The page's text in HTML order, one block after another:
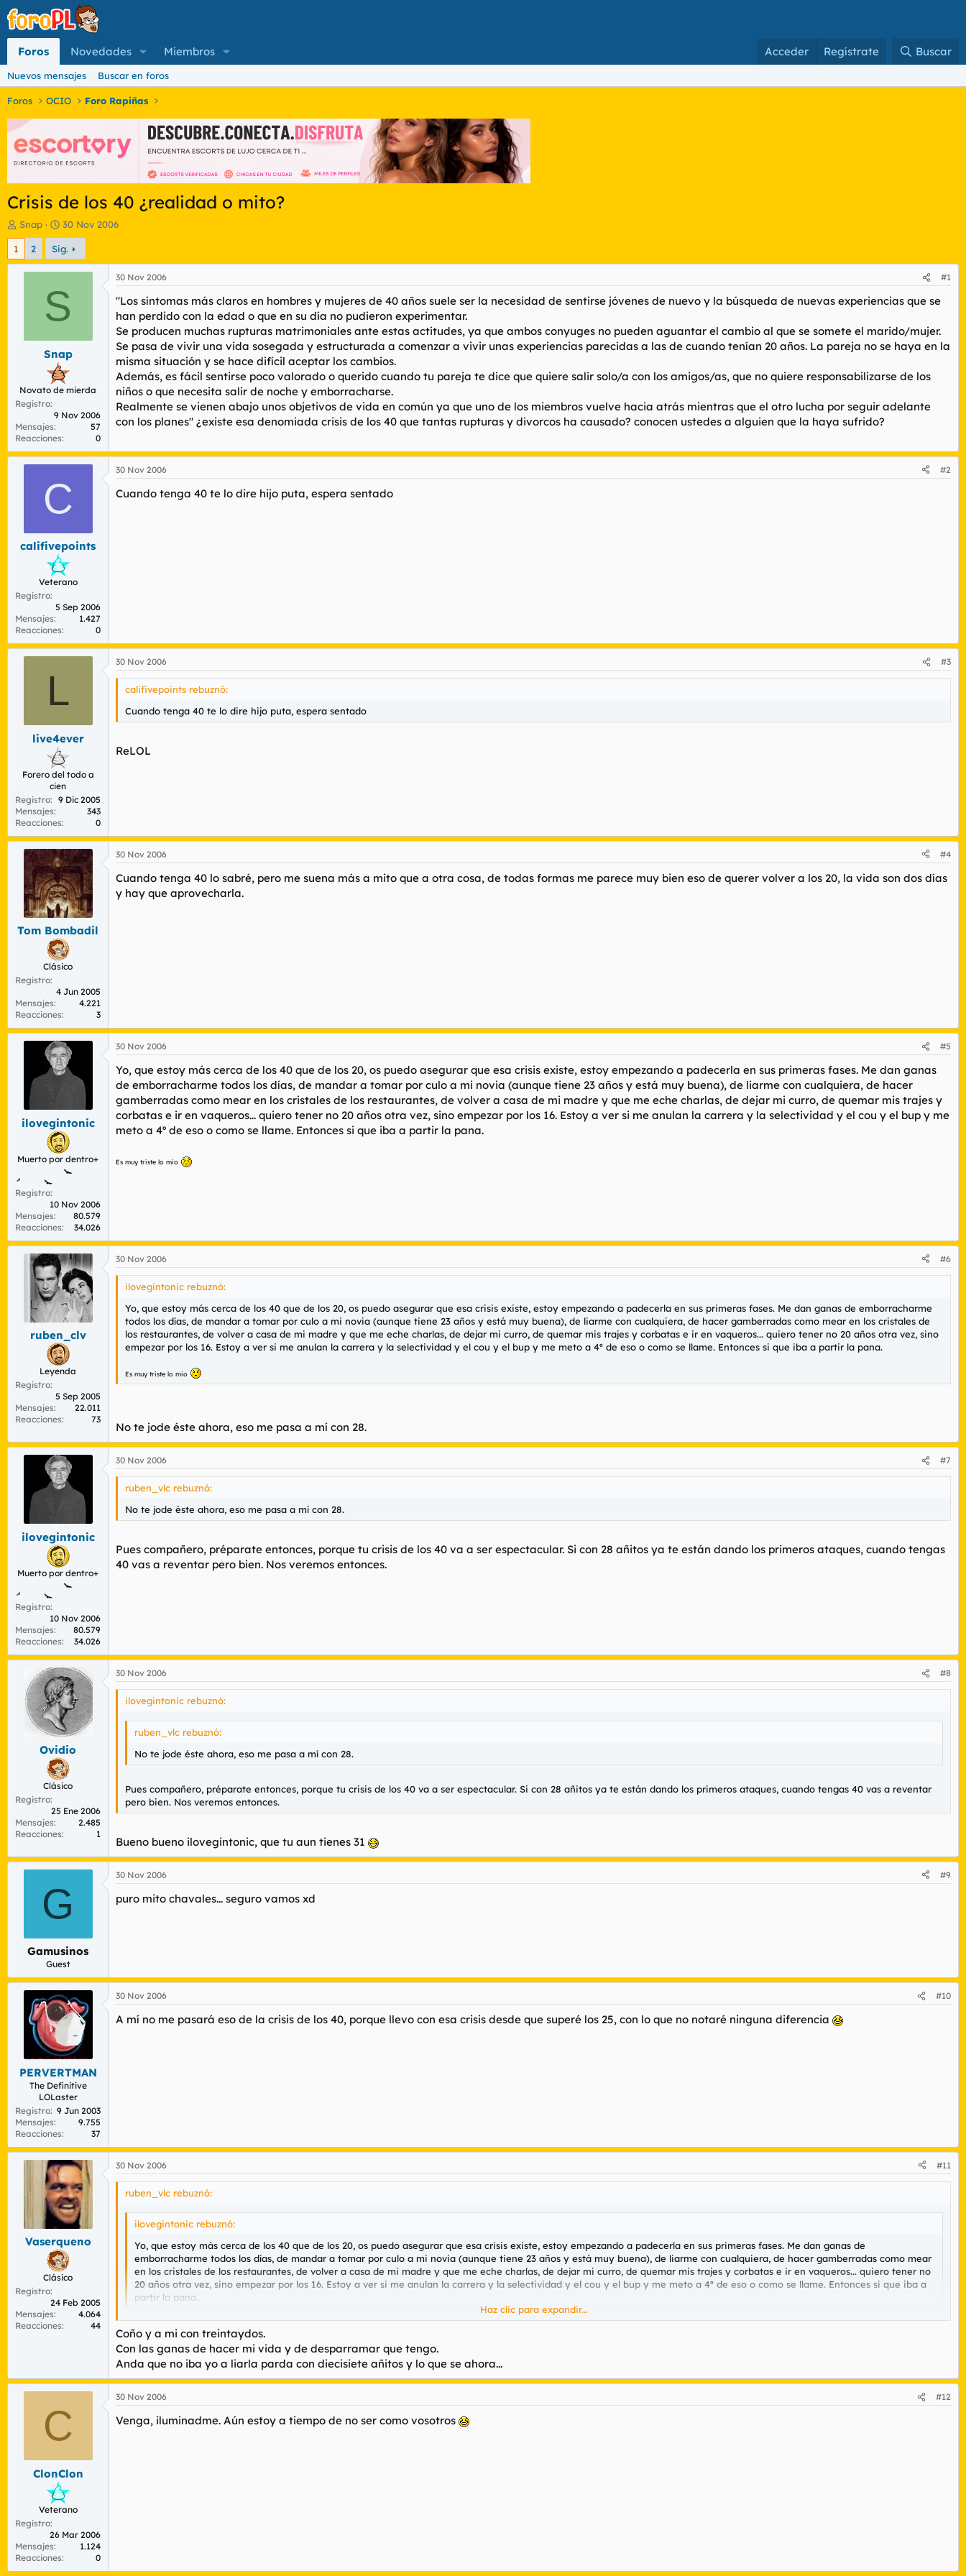
Foros Novedades Miembros Acceder Regístrate Buscar
Nuevos mensajes Buscar en foros
Foros OCIO Foro Rapiñas
Crisis de los 40 ¿realidad o mito?
I
n
c
d
e
m
Snap
F
e
c
h
a
e
i
i
c
o
30 Nov 2006
1 2 Sig.
S
Snap
Novato de mierda
Registro
9 Nov 2006
Mensajes
57
Reacciones
0
30 Nov 2006 #1
"Los síntomas más claros en hombres y mujeres de 40 años suele ser la necesidad de sentirse jóvenes de nuevo y la búsqueda de nuevas experiencias que se
han perdido con la edad o que en su día no pudieron experimentar.
Se producen muchas rupturas matrimoniales ante estas actitudes, ya que ambos conyuges no pueden aguantar el cambio al que se somete el marido/mujer.
Se pasa de vivir una vida sosegada y estructurada a comenzar a vivir unas experiencias parecidas a las de cuando tenían 20 años. La pareja no se haya en la
misma situación y se hace difícil aceptar los cambios.
Además, es fácil sentirse poco valorado o querido cuando tu pareja te dice que quiere salir solo/a con los amigos/as, que no quiere responsabilizarse de los
niños o que necesita salir de noche y emborracharse.
Realmente se vienen abajo unos objetivos de vida en común ya que uno de los miembros vuelve hacia atrás mientras que el otro lucha por seguir adelante
con los planes" ¿existe esa denomiada crisis de los 40 que tantas rupturas y divorcos ha causado? conocen ustedes a alguien que la haya sufrido?
C
califivepoints
Veterano
Registro
5 Sep 2006
Mensajes
1.427
Reacciones
0
30 Nov 2006 #2
Cuando tenga 40 te lo dire hijo puta, espera sentado
L
live4ever
Forero del todo a
cien
Registro
9 Dic 2005
Mensajes
343
Reacciones
0
30 Nov 2006 #3
califivepoints rebuznó:
Cuando tenga 40 te lo dire hijo puta, espera sentado
ReLOL
Tom Bombadil
Clásico
Registro
4 Jun 2005
Mensajes
4.221
Reacciones
3
30 Nov 2006 #4
Cuando tenga 40 lo sabré, pero me suena más a mito que a otra cosa, de todas formas me parece muy bien eso de querer volver a los 20, la vida son dos días
y hay que aprovecharla.
ilovegintonic
Muerto por dentro+
Registro
10 Nov 2006
Mensajes
80.579
Reacciones
34.026
30 Nov 2006 #5
Yo, que estoy más cerca de los 40 que de los 20, os puedo asegurar que esa crisis existe, estoy empezando a padecerla en sus primeras fases. Me dan ganas
de emborracharme todos los días, de mandar a tomar por culo a mi novia (aunque tiene 23 años y está muy buena), de liarme con cualquiera, de hacer
gamberradas como mear en los cristales de los restaurantes, de volver a casa de mi madre y que me eche charlas, de dejar mi curro, de quemar mis trajes y
corbatas e ir en vaqueros... quiero tener no 20 años otra vez, sino empezar por los 16. Estoy a ver si me anulan la carrera y la selectividad y el cou y el bup y me
meto a 4º de eso o como se llame. Entonces si que iba a partir la pana.
Es muy triste lo mio
ruben_clv
Leyenda
Registro
5 Sep 2005
Mensajes
22.011
Reacciones
73
30 Nov 2006 #6
ilovegintonic rebuznó:
Yo, que estoy más cerca de los 40 que de los 20, os puedo asegurar que esa crisis existe, estoy empezando a padecerla en sus primeras fases. Me dan ganas de emborracharme
todos los días, de mandar a tomar por culo a mi novia (aunque tiene 23 años y está muy buena), de liarme con cualquiera, de hacer gamberradas como mear en los cristales de
los restaurantes, de volver a casa de mi madre y que me eche charlas, de dejar mi curro, de quemar mis trajes y corbatas e ir en vaqueros... quiero tener no 20 años otra vez, sino
empezar por los 16. Estoy a ver si me anulan la carrera y la selectividad y el cou y el bup y me meto a 4º de eso o como se llame. Entonces si que iba a partir la pana.
Es muy triste lo mio
No te jode éste ahora, eso me pasa a mí con 28.
ilovegintonic
Muerto por dentro+
Registro
10 Nov 2006
Mensajes
80.579
Reacciones
34.026
30 Nov 2006 #7
ruben_vlc rebuznó:
No te jode éste ahora, eso me pasa a mí con 28.
Pues compañero, préparate entonces, porque tu crisis de los 40 va a ser espectacular. Si con 28 añitos ya te están dando los primeros ataques, cuando tengas
40 vas a reventar pero bien. Nos veremos entonces.
Ovidio
Clásico
Registro
25 Ene 2006
Mensajes
2.485
Reacciones
1
30 Nov 2006 #8
ilovegintonic rebuznó:
ruben_vlc rebuznó:
No te jode éste ahora, eso me pasa a mí con 28.
Pues compañero, préparate entonces, porque tu crisis de los 40 va a ser espectacular. Si con 28 añitos ya te están dando los primeros ataques, cuando tengas 40 vas a reventar
pero bien. Nos veremos entonces.
Bueno bueno ilovegintonic, que tu aun tienes 31
G
Gamusinos
Guest
30 Nov 2006 #9
puro mito chavales... seguro vamos xd
PERVERTMAN
The Definitive
LOLaster
Registro 9 Jun 2003
Mensajes
9.755
Reacciones
37
30 Nov 2006 #10
A mí no me pasará eso de la crisis de los 40, porque llevo con esa crisis desde que superé los 25, con lo que no notaré ninguna diferencia
Vaserqueno
Clásico
Registro
24 Feb 2005
Mensajes
4.064
Reacciones
44
30 Nov 2006 #11
ruben_vlc rebuznó:
ilovegintonic rebuznó:
Yo, que estoy más cerca de los 40 que de los 20, os puedo asegurar que esa crisis existe, estoy empezando a padecerla en sus primeras fases. Me dan ganas de
emborracharme todos los días, de mandar a tomar por culo a mi novia (aunque tiene 23 años y está muy buena), de liarme con cualquiera, de hacer gamberradas como mear
en los cristales de los restaurantes, de volver a casa de mi madre y que me eche charlas, de dejar mi curro, de quemar mis trajes y corbatas e ir en vaqueros... quiero tener no
20 años otra vez, sino empezar por los 16. Estoy a ver si me anulan la carrera y la selectividad y el cou y el bup y me meto a 4º de eso o como se llame. Entonces si que iba a
partir la pana.
Haz clic para expandir...
No te jode éste ahora, eso me pasa a mí con 28.
Haz clic para expandir...
Coño y a mi con treintaydos.
Con las ganas de hacer mi vida y de desparramar que tengo.
Anda que no iba yo a liarla parda con diecisiete añitos y lo que se ahora...
C
ClonClon
Veterano
Registro
26 Mar 2006
Mensajes
1.124
Reacciones
0
30 Nov 2006 #12
Venga, iluminadme. Aún estoy a tiempo de no ser como vosotros